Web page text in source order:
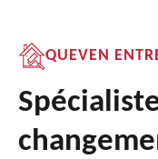
QUEVEN